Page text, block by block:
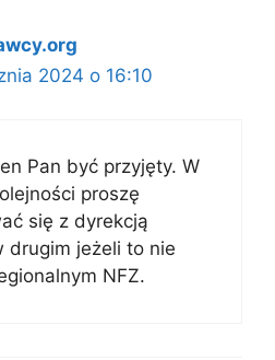
2024 o 16:10
Pan być przyjęty. W
proszę
się z dyrekcją
drugim jeżeli to nie
NFZ.